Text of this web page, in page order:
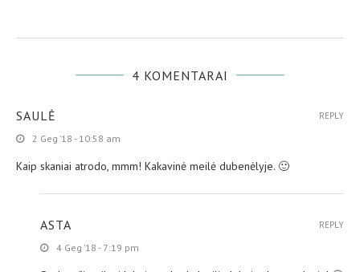
4 KOMENTARAI
SAULĖ
2 Geg ’18 - 10:58 am
Kaip skaniai atrodo, mmm! Kakavinė meilė dubenėlyje. 🙂
REPLY
ASTA
4 Geg ’18 - 7:19 pm
REPLY